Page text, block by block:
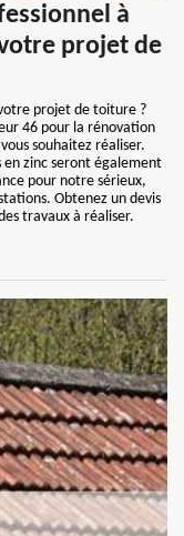
à
projet de
projet de toiture ?
46 pour la rénovation
souhaitez réaliser.
zinc seront également
pour notre sérieux,
Obtenez un devis
travaux à réaliser.